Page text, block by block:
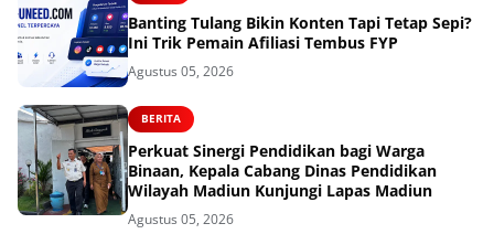
Banting Tulang Bikin Konten Tapi Tetap Sepi?
Ini Trik Pemain Afiliasi Tembus FYP
Agustus 05, 2026
BERITA
Perkuat Sinergi Pendidikan bagi Warga
Binaan, Kepala Cabang Dinas Pendidikan
Wilayah Madiun Kunjungi Lapas Madiun
Agustus 05, 2026